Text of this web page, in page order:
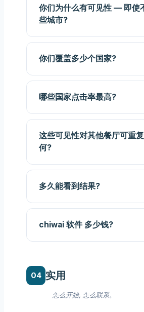
你们为什么有可见性 — 即使
些城市?
你们覆盖多少个国家?
哪些国家点击率最高?
这些可见性对其他餐厅可重
何?
多久能看到结果?
chiwai 软件 多少钱?
实用
怎么开始, 怎么联系。